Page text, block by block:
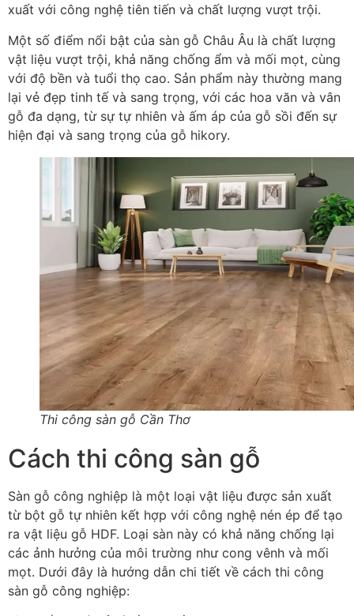
xuất với công nghệ tiên tiến và chất lượng vượt trội.
Một số điểm nổi bật của sàn gỗ Châu Âu là chất lượng
vật liệu vượt trội, khả năng chống ẩm và mối mọt, cùng
với độ bền và tuổi thọ cao. Sản phẩm này thường mang
lại vẻ đẹp tinh tế và sang trọng, với các hoa văn và vân
gỗ đa dạng, từ sự tự nhiên và ấm áp của gỗ sồi đến sự
hiện đại và sang trọng của gỗ hikory.
Thi công sàn gỗ Cần Thơ
Cách thi công sàn gỗ
Sàn gỗ công nghiệp là một loại vật liệu được sản xuất
từ bột gỗ tự nhiên kết hợp với công nghệ nén ép để tạo
ra vật liệu gỗ HDF. Loại sàn này có khả năng chống lại
các ảnh hưởng của môi trường như cong vênh và mối
mọt. Dưới đây là hướng dẫn chi tiết về cách thi công
sàn gỗ công nghiệp: